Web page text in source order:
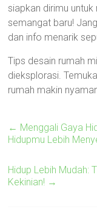
siapkan dirimu
semangat baru!
dan info menarik
Tips desain rumah
dieksplorasi.
rumah makin
← Menggali Gaya
Hidupmu Lebih
Hidup Lebih Mudah:
Kekinian! →